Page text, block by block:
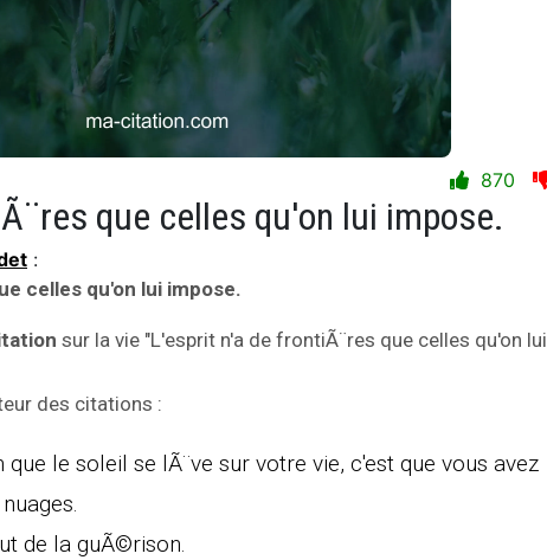
870
que celles qu'on lui impose.
:
celles qu'on lui impose.
sur la vie "L'esprit n'a de frontiÃ¨res que celles qu'on lui
des citations :
le soleil se lÃ¨ve sur votre vie, c'est que vous avez
de la guÃ©rison.